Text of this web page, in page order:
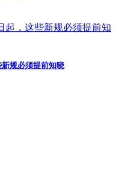
规必须提前知晓